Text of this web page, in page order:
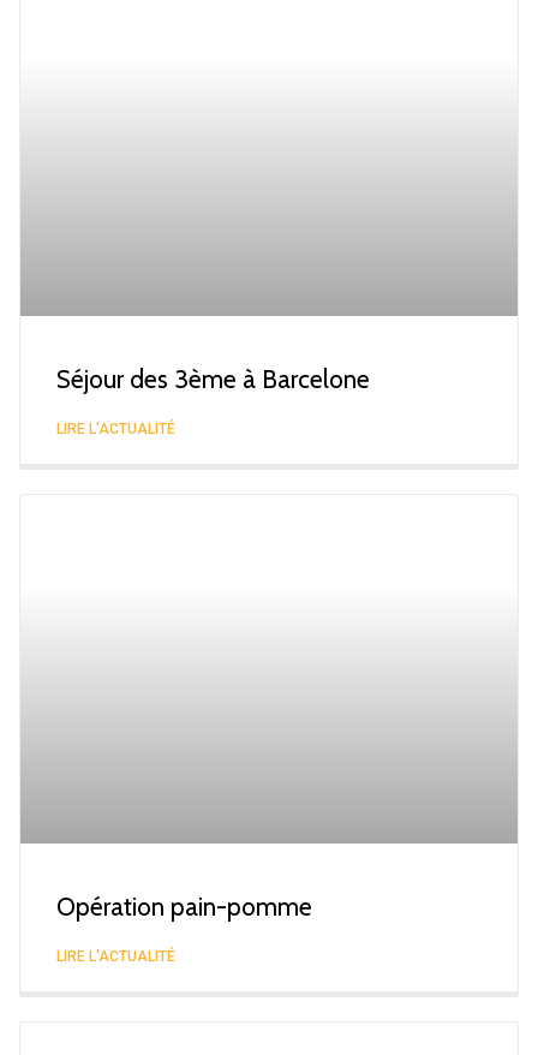
Séjour des 3ème à Barcelone
LIRE L'ACTUALITÉ
Opération pain-pomme
LIRE L'ACTUALITÉ